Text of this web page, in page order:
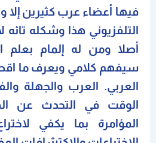
فيها أعضاء عرب كثيرين إلا
التلفزيوني هذا وشكله تائه
أصلا ومن له إلمام بعلم
سيفهم كلامي ويعرف ما
العربي. العرب والجهلة
الوقت في التحدث عن
المؤامرة بما يكفي